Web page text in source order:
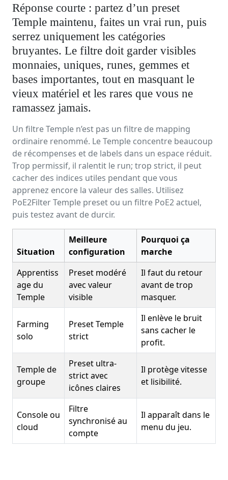
Réponse courte : partez d’un preset
Temple maintenu, faites un vrai run, puis
serrez uniquement les catégories
bruyantes. Le filtre doit garder visibles
monnaies, uniques, runes, gemmes et
bases importantes, tout en masquant le
vieux matériel et les rares que vous ne
ramassez jamais.
Un filtre Temple n’est pas un filtre de mapping
ordinaire renommé. Le Temple concentre beaucoup
de récompenses et de labels dans un espace réduit.
Trop permissif, il ralentit le run; trop strict, il peut
cacher des indices utiles pendant que vous
apprenez encore la valeur des salles. Utilisez
PoE2Filter Temple preset ou un filtre PoE2 actuel,
puis testez avant de durcir.
Situation
Meilleure
configuration
Pourquoi ça
marche
Apprentiss
age du
Temple
Preset modéré
avec valeur
visible
Il faut du retour
avant de trop
masquer.
Farming
solo
Preset Temple
strict
Il enlève le bruit
sans cacher le
profit.
Temple de
groupe
Preset ultra-
strict avec
icônes claires
Il protège vitesse
et lisibilité.
Console ou
cloud
Filtre
synchronisé au
compte
Il apparaît dans le
menu du jeu.